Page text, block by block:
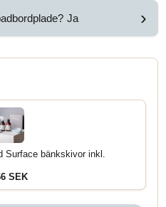
Ja ›
Surface bänkskivor inkl.
SEK